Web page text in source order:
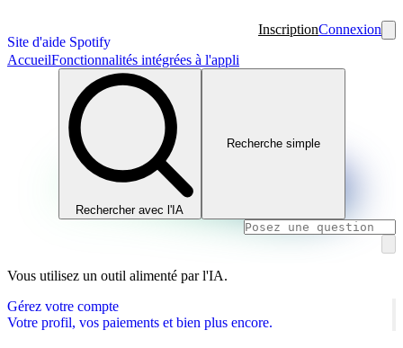
Site d'aide Spotify
InscriptionConnexion
AccueilFonctionnalités intégrées à l'appli
Rechercher avec l'IA
Recherche simple
Vous utilisez un outil alimenté par l'IA.
Gérez votre compte
Votre profil, vos paiements et bien plus encore.